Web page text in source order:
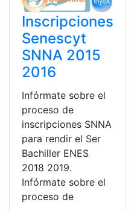
Inscripciones
Senescyt
SNNA 2015
2016
Infórmate sobre el
proceso de
inscripciones SNNA
para rendir el Ser
Bachiller ENES
2018 2019.
Infórmate sobre el
proceso de